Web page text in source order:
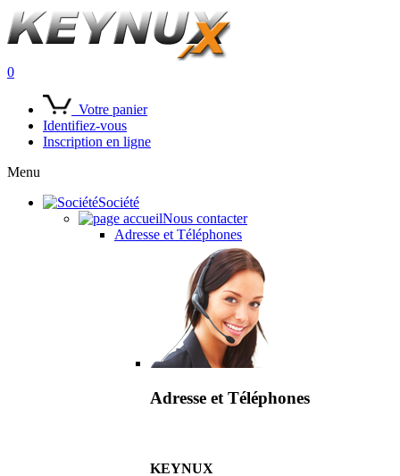
0
Votre panier
Identifiez-vous
Inscription en ligne
Menu
Société
Nous contacter
Adresse et Téléphones
Adresse et Téléphones
KEYNUX